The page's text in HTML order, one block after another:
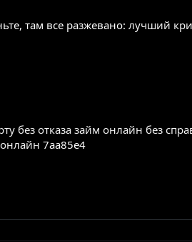
там все разжевано: лучший
без отказа займ онлайн без
7aa85e4